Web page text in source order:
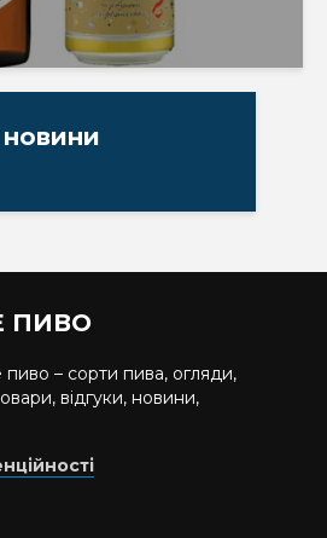
новини
ПИВО
пиво – сорти пива, огляди,
відгуки, новини,